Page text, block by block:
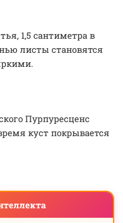
1,5 сантиметра в
листы становятся
Пурпуресценс
куст покрывается